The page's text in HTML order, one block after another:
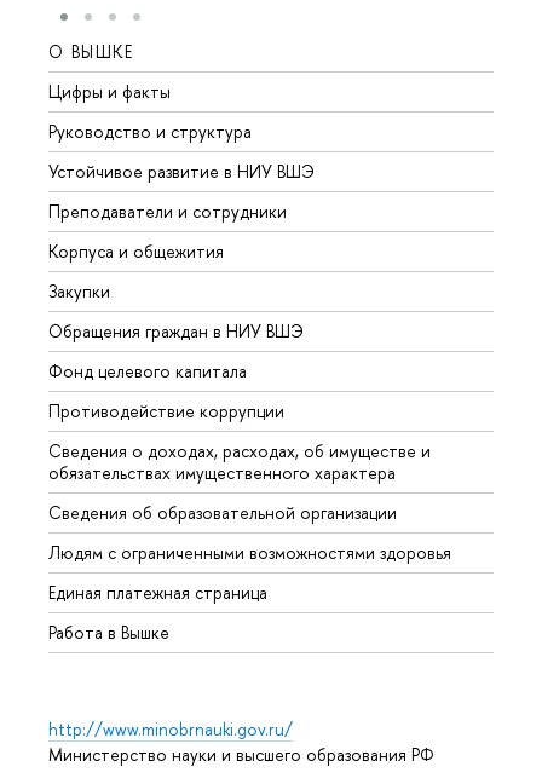
О ВЫШКЕ
Цифры и факты
Руководство и структура
Устойчивое развитие в НИУ ВШЭ
Преподаватели и сотрудники
Корпуса и общежития
Закупки
Обращения граждан в НИУ ВШЭ
Фонд целевого капитала
Противодействие коррупции
Сведения о доходах, расходах, об имуществе и
обязательствах имущественного характера
Сведения об образовательной организации
Людям с ограниченными возможностями здоровья
Единая платежная страница
Работа в Вышке
http://www.minobrnauki.gov.ru/
Министерство науки и высшего образования РФ